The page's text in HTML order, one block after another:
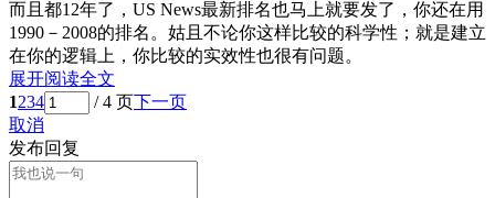
而且都12年了，US News最新排名也马上就要发了，你还在用
1990－2008的排名。姑且不论你这样比较的科学性；就是建立
在你的逻辑上，你比较的实效性也很有问题。
展开阅读全文
1234 / 4 页下一页
取消
发布回复